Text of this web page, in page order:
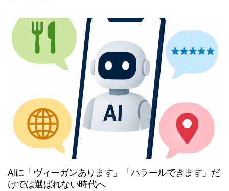
AIに「ヴィーガンあります」「ハラールできます」だ
けでは選ばれない時代へ